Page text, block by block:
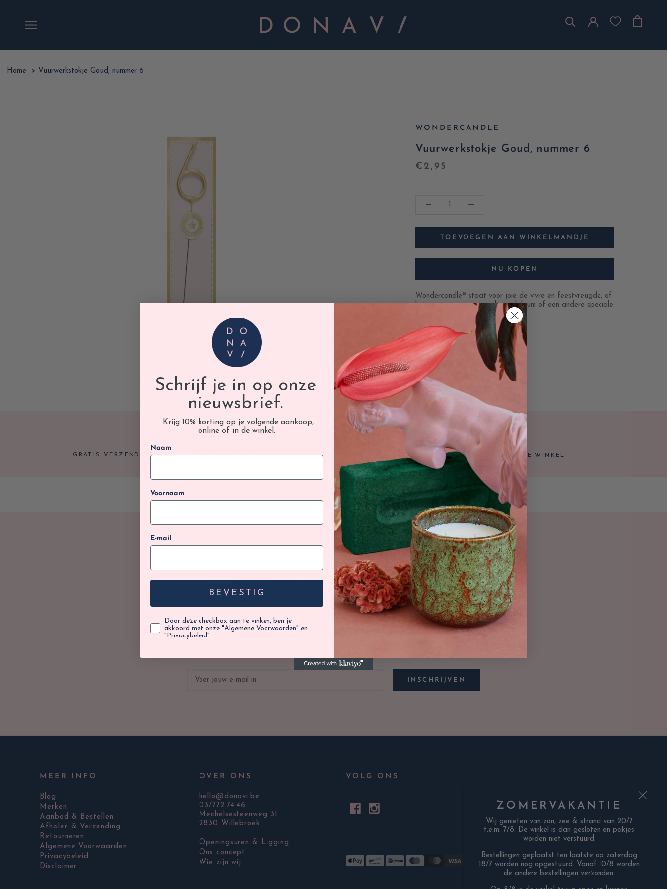
naar
ZOMERVAKANTIE
Wij genieten van zon, zee & strand van 20/7
t.e.m. 7/8. De winkel is dan gesloten en pakjes
worden niet verstuurd.
Bestellingen geplaatst ten laatste op zaterdag
18/7 worden nog opgestuurd. Vanaf 10/8 worden
de andere bestellingen verzonden.
Home > Vuurwerkstokje Goud, nummer 6
WONDERCANDLE
Vuurwerkstokje Goud, nummer 6
€2,95
TOEVOEGEN AAN WINKELMANDJE
NU KOPEN
Wondercandle® staat voor joie de vivre en feestvreugde, of
het nu voor een verjaardag, jubileum of een andere speciale
Afmetingen: ca. 19,5 cm x 6,5 cm
GRATIS VERZENDING VANAF €75 (BE) / €100 (NL) GRATIS AFHALEN IN ONZE WINKEL
WIL JE GRAAG OP DE HOOGTE BLIJVEN?
SCHRIJF JE IN OP ONZE
NIEUWSBRIEF
INSCHRIJVEN
MEER INFO
Blog
Merken
Aanbod & Bestellen
Afhalen & Verzending
Retourneren
Algemene Voorwaarden
Privacybeleid
Disclaimer
OVER ONS
hello@donavi.be
03/772.74.46
Mechelsesteenweg 31
2830 Willebroek
Openingsuren & Ligging
Ons concept
Wie zijn wij
VOLG ONS
Schrijf je in op onze
nieuwsbrief.
Krijg 10% korting op je volgende aankoop,
online of in de winkel.
Naam
Voornaam
E-mail
BEVESTIG
Door deze checkbox aan te vinken, ben je
akkoord met onze "Algemene Voorwaarden" en
"Privacybeleid".